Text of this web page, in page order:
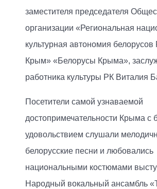
заместителя председателя
организации «Региональная
культурная автономия белорусов
Крым» «Белорусы Крыма»,
работника культуры РК Виталия
Посетители самой узнаваемой
достопримечательности Крыма с
удовольствием слушали
белорусские песни и любовались
национальными костюмами
Народный вокальный ансамбль